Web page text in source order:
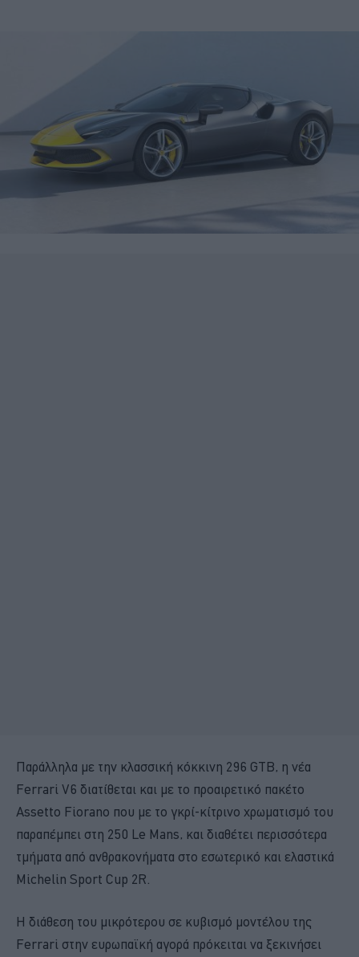
Παράλληλα με την κλασσική κόκκινη 296 GTB, η νέα
Ferrari V6 διατίθεται και με το προαιρετικό πακέτο
Assetto Fiorano που με το γκρί-κίτρινο χρωματισμό του
παραπέμπει στη 250 Le Mans, και διαθέτει περισσότερα
τμήματα από ανθρακονήματα στο εσωτερικό και ελαστικά
Michelin Sport Cup 2R.
Η διάθεση του μικρότερου σε κυβισμό μοντέλου της
Ferrari στην ευρωπαϊκή αγορά πρόκειται να ξεκινήσει